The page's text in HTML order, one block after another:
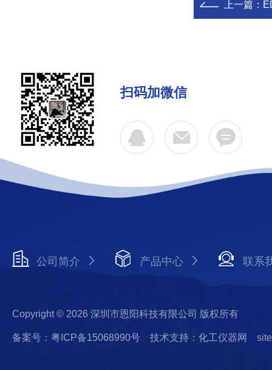
上一篇：
扫码加微信
公司简介 产品中心 联系
Copyright © 2026 深圳市恩阳科技有限公司 版权所有
备案号：粤ICP备15068990号 技术支持：化工仪器网